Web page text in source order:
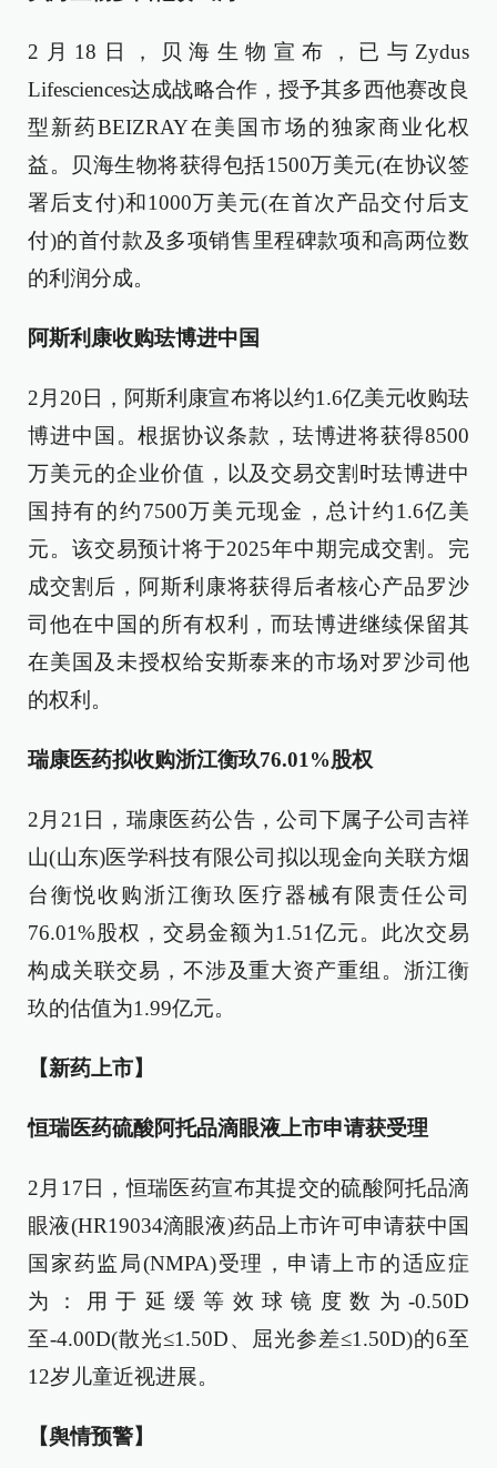
2月18日，贝海生物宣布，已与Zydus
Lifesciences达成战略合作，授予其多西他赛改良
型新药BEIZRAY在美国市场的独家商业化权
益。贝海生物将获得包括1500万美元(在协议签
署后支付)和1000万美元(在首次产品交付后支
付)的首付款及多项销售里程碑款项和高两位数
的利润分成。
阿斯利康收购珐博进中国
2月20日，阿斯利康宣布将以约1.6亿美元收购珐
博进中国。根据协议条款，珐博进将获得8500
万美元的企业价值，以及交易交割时珐博进中
国持有的约7500万美元现金，总计约1.6亿美
元。该交易预计将于2025年中期完成交割。完
成交割后，阿斯利康将获得后者核心产品罗沙
司他在中国的所有权利，而珐博进继续保留其
在美国及未授权给安斯泰来的市场对罗沙司他
的权利。
瑞康医药拟收购浙江衡玖76.01%股权
2月21日，瑞康医药公告，公司下属子公司吉祥
山(山东)医学科技有限公司拟以现金向关联方烟
台衡悦收购浙江衡玖医疗器械有限责任公司
76.01%股权，交易金额为1.51亿元。此次交易
构成关联交易，不涉及重大资产重组。浙江衡
玖的估值为1.99亿元。
【新药上市】
恒瑞医药硫酸阿托品滴眼液上市申请获受理
2月17日，恒瑞医药宣布其提交的硫酸阿托品滴
眼液(HR19034滴眼液)药品上市许可申请获中国
国家药监局(NMPA)受理，申请上市的适应症
为：用于延缓等效球镜度数为-0.50D
至-4.00D(散光≤1.50D、屈光参差≤1.50D)的6至
12岁儿童近视进展。
【舆情预警】